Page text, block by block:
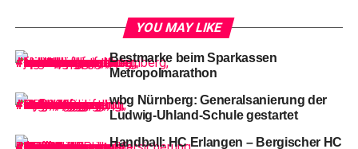
„Nürnberger Herz“ finanziell und ideell unterstützt.
Insgesamt wurden drei Initiativen und Organisationen für
ihr Dankeschön an Ehrenamtliche mit dem Preisgeld von
YOU MAY LIKE
Bestmarke beim Sparkassen
Metropolmarathon
wbg Nürnberg: Generalsanierung der
Ludwig-Uhland-Schule gestartet
Handball: HC Erlangen – Bergischer HC